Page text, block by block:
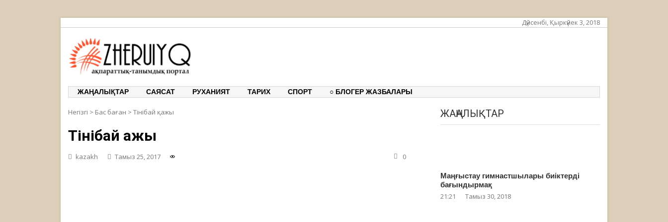
Дүйсенбі, Қыркүйек 3, 2018
ЖАҢАЛЫҚТАР САЯСАТ РУХАНИЯТ ТАРИХ СПОРТ ○ БЛОГЕР ЖАЗБАЛАРЫ
Негізгі > Бас баған > Тінібай қажы
Тінібай қажы
kazakh Тамыз 25, 2017 0
ЖАҢАЛЫҚТАР
Маңғыстау гимнастшылары биіктерді
бағындырмақ
21:21 Тамыз 30, 2018